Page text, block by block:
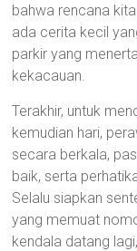
bahwa rencana
ada cerita kecil
parkir yang
kekacauan.
Terakhir, untuk
kemudian hari,
secara berkala,
baik, serta
Selalu siapkan
yang memuat
kendala datang